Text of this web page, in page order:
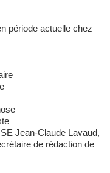
période actuelle chez
Jean-Claude Lavaud,
de rédaction de